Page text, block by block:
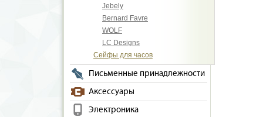
Jebely
Bernard Favre
WOLF
LC Designs
Сейфы для часов
Письменные принадлежности
Аксессуары
Электроника